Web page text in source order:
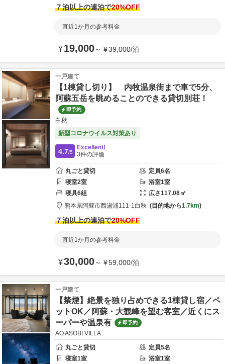
７泊以上の連泊で20%OFF
直近1か月の参考料金
¥19,000～ ¥39,000/泊
一戸建て
【1棟貸し切り】 内牧温泉街まで車で5分、
阿蘇五岳を眺めることのできる貸切別荘！
即予約
白秋
新型コロナウイルス対策あり
4.7/5
Excellent!
3件の評価
丸ごと貸切 定員6名
寝室2室 浴室1室
寝具6組 広さ117.08㎡
熊本県阿蘇市西湯浦111-1白秋 目的地から1.7km
７泊以上の連泊で20%OFF
直近1か月の参考料金
¥30,000～ ¥59,000/泊
一戸建て
【禁煙】絶景を独り占めできる1棟貸し宿／ペ
ットOK／阿蘇・大観峰を望む客室／近くにス
ーパーや温泉有
即予約
AO ASOBI VILLA
丸ごと貸切
定員5名
寝室1室 浴室1室